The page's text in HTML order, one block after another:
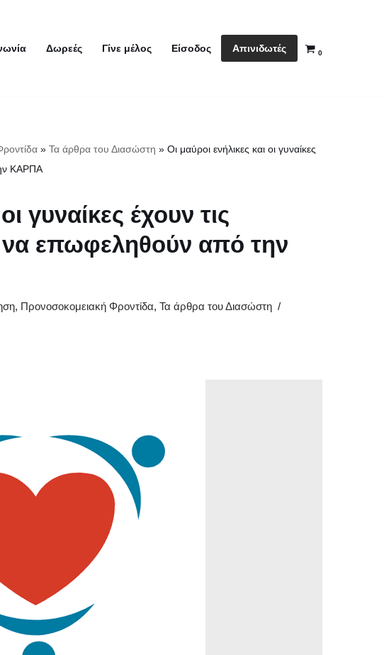
Δωρεές Γίνε μέλος Είσοδος Απινιδωτές 0
» Τα άρθρα του Διασώστη » Οι μαύροι ενήλικες και οι γυναίκες
ΚΑΡΠΑ
γυναίκες έχουν τις
να επωφεληθούν από την
, Προνοσοκομειακή Φροντίδα, Τα άρθρα του Διασώστη